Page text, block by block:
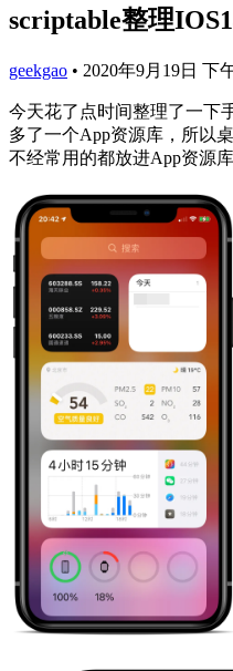
scriptable整理
geekgao • 2020年9月19日 下
今天花了点时间整理了一下
多了一个App资源库，所以
不经常用的都放进App资源